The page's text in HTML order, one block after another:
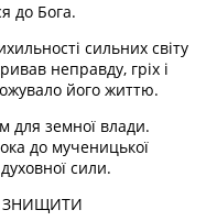
до Бога.
сильних світу
неправду, гріх і
його життю.
для земної влади.
до мученицької
сили.
ЗНИЩИТИ